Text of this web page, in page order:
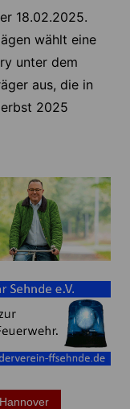
18.02.2025.
wählt eine
unter dem
aus, die in
2025